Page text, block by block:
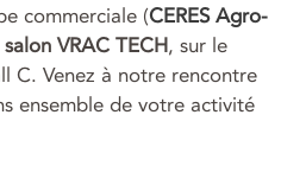
commerciale (CERES Agro-
salon VRAC TECH, sur le
C. Venez à notre rencontre
ensemble de votre activité